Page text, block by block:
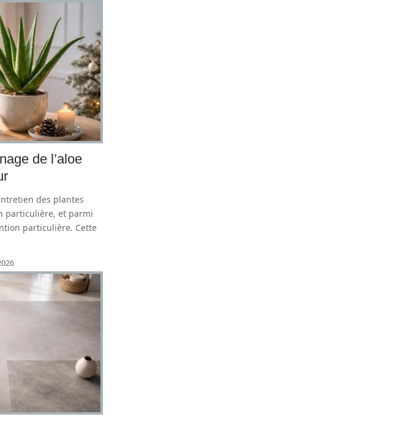
de l’aloe
des plantes
particulière, et parmi
particulière. Cette